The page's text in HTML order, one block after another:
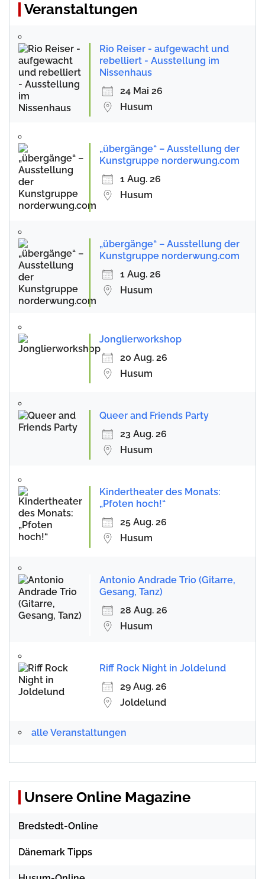
Veranstaltungen
Rio Reiser - aufgewacht und
rebelliert - Ausstellung im
Nissenhaus
24 Mai 26
Husum
„übergänge“ – Ausstellung der
Kunstgruppe norderwung.com
1 Aug. 26
Husum
„übergänge“ – Ausstellung der
Kunstgruppe norderwung.com
1 Aug. 26
Husum
Jonglierworkshop
20 Aug. 26
Husum
Queer and Friends Party
23 Aug. 26
Husum
Kindertheater des Monats:
„Pfoten hoch!“
25 Aug. 26
Husum
Antonio Andrade Trio (Gitarre,
Gesang, Tanz)
28 Aug. 26
Husum
Riff Rock Night in Joldelund
29 Aug. 26
Joldelund
alle Veranstaltungen
Unsere Online Magazine
Bredstedt-Online
Dänemark Tipps